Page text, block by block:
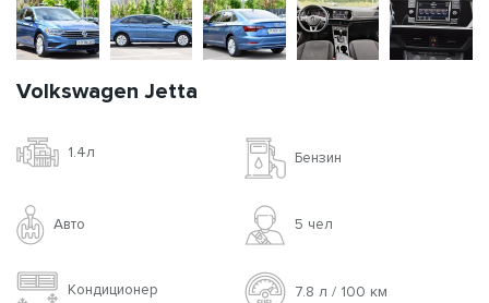
Volkswagen Jetta
1.4л Бензин
Авто 5 чел
Кондиционер 7.8 л / 100 км